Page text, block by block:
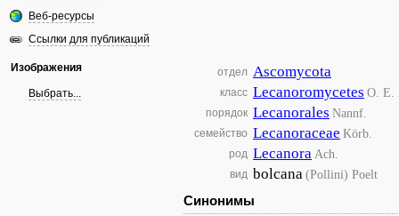
Веб-ресурсы
Ссылки для публикаций
Изображения
Выбрать...
отдел Ascomycota
класс Lecanoromycetes O. E.
порядок Lecanorales Nannf.
семейство Lecanoraceae Körb.
род Lecanora Ach.
вид bolcana(Pollini) Poelt
Синонимы